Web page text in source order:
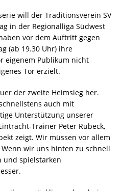
will der Traditionsverein SV
in der Regionalliga Südwest
vor dem Auftritt gegen
(ab 19.30 Uhr) ihre
eigenem Publikum nicht
Tor erzielt.
der zweite Heimsieg her.
auch mit
Unterstützung unserer
Trainer Peter Rubeck,
zeigt. Wir müssen vor allem
wir uns hinten zu schnell
und spielstarken